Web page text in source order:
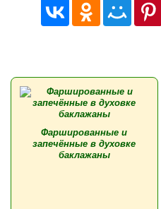
Фаршированные и
запечённые в духовке
баклажаны